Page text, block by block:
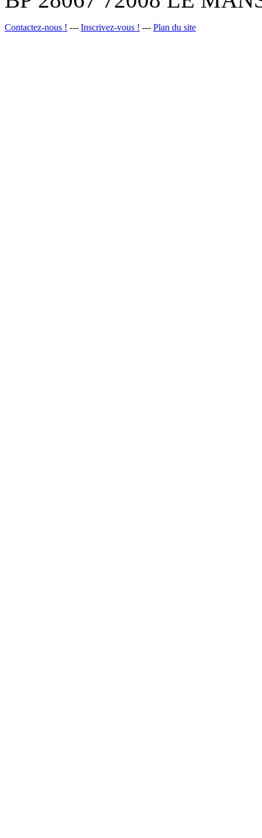
Contactez-nous ! --- Inscrivez-vous ! --- Plan du site